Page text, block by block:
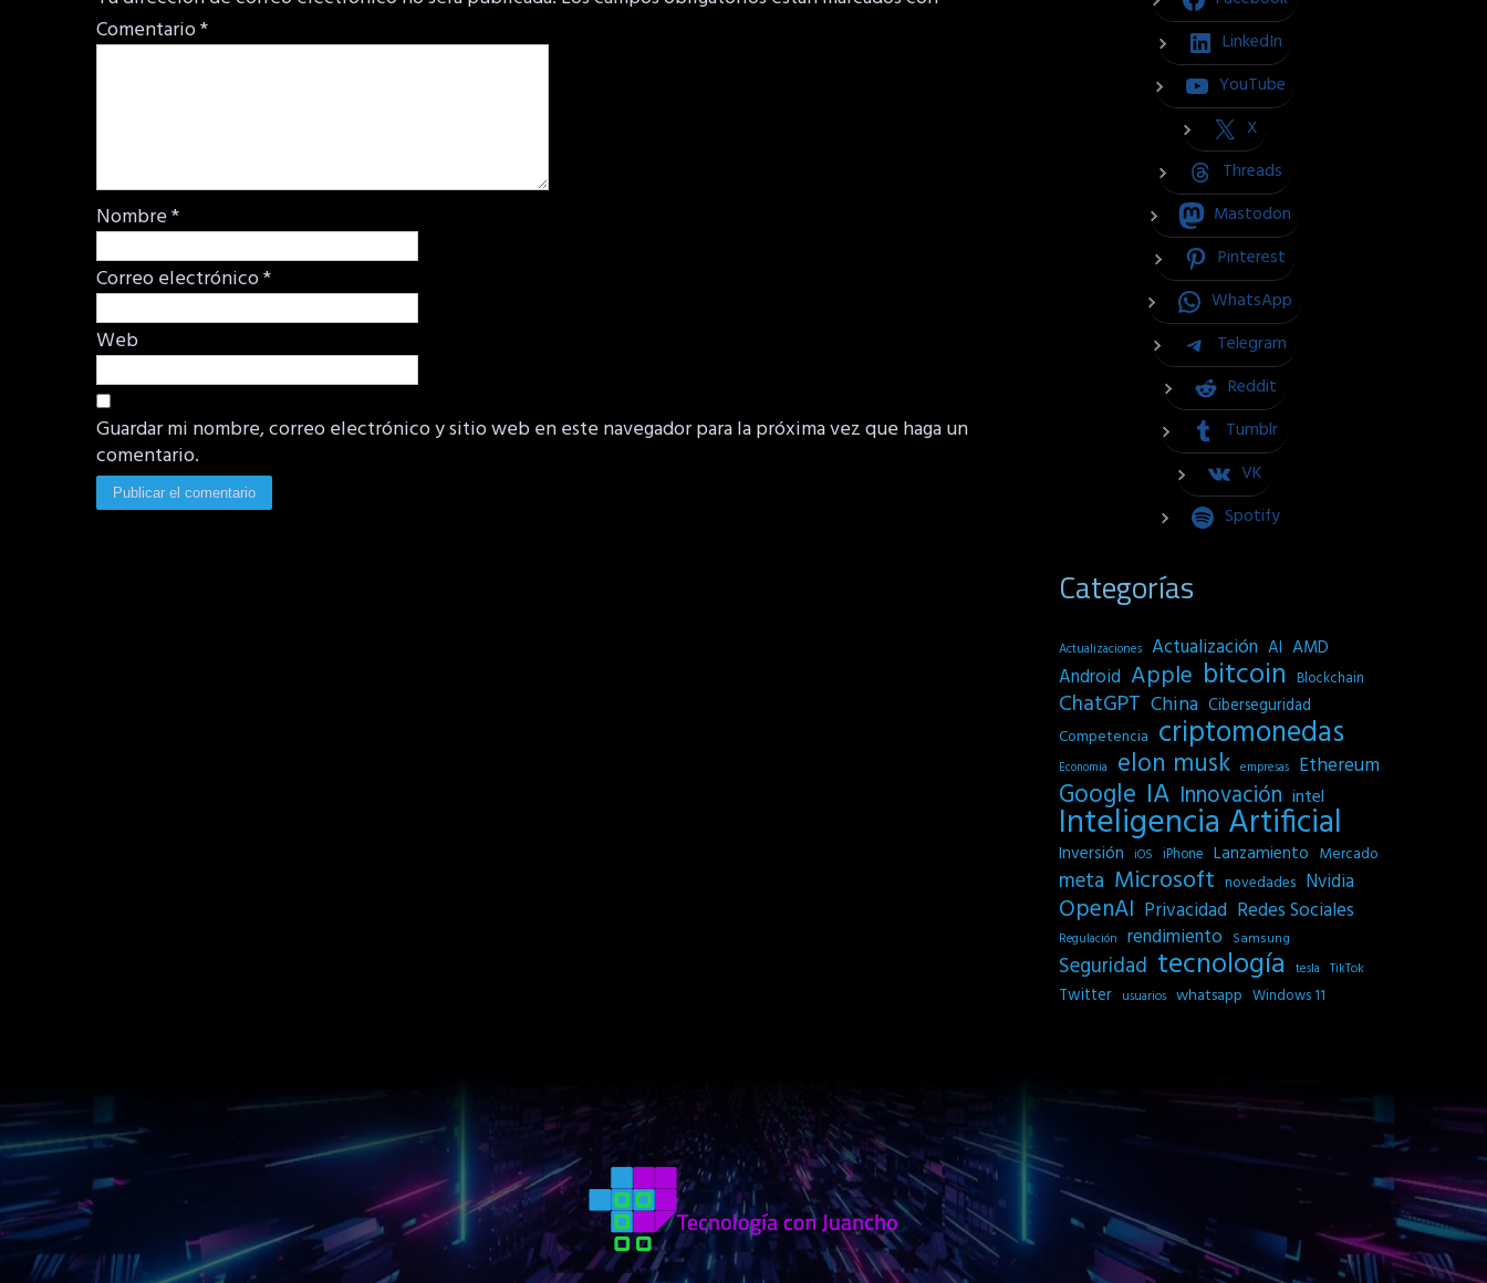
Comentario*
Nombre*
Correo electrónico*
Web
Guardar mi nombre, correo electrónico y sitio web en este navegador para la próxima vez que haga un
comentario.
LinkedIn
YouTube
X
Threads
Mastodon
Pinterest
WhatsApp
Telegram
Reddit
Tumblr
VK
Spotify
Categorías
Actualizaciones Actualización AI AMD
Android Apple bitcoin Blockchain
ChatGPT China Ciberseguridad
Competencia criptomonedas
Economia elon musk empresas Ethereum
Google IA Innovación intel
Inteligencia Artificial
Inversión iOS iPhone Lanzamiento Mercado
meta Microsoft novedades Nvidia
OpenAI Privacidad Redes Sociales
Regulación rendimiento Samsung
Seguridad tecnología tesla TikTok
Twitter usuarios whatsapp Windows 11